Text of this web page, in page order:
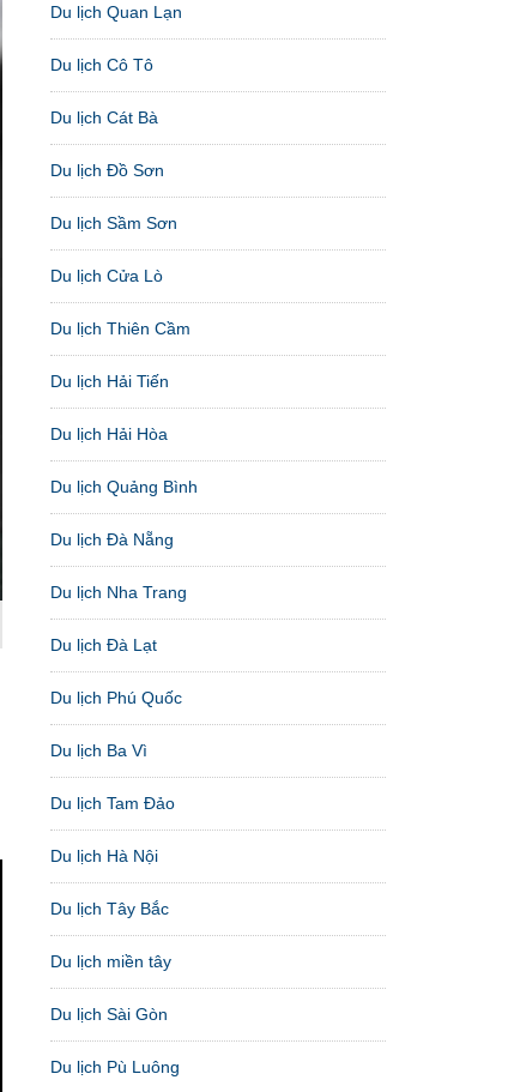
Du lịch Quan Lạn
Du lịch Cô Tô
Du lịch Cát Bà
Du lịch Đồ Sơn
Du lịch Sầm Sơn
Du lịch Cửa Lò
Du lịch Thiên Cầm
Du lịch Hải Tiến
Du lịch Hải Hòa
Du lịch Quảng Bình
Du lịch Đà Nẵng
Du lịch Nha Trang
Du lịch Đà Lạt
Du lịch Phú Quốc
Du lịch Ba Vì
Du lịch Tam Đảo
Du lịch Hà Nội
Du lịch Tây Bắc
Du lịch miền tây
Du lịch Sài Gòn
Du lịch Pù Luông